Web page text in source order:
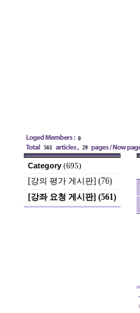
0
561
29
Category (695)
[강의 평가 게시판] (76)
[강좌 요청 게시판] (561)